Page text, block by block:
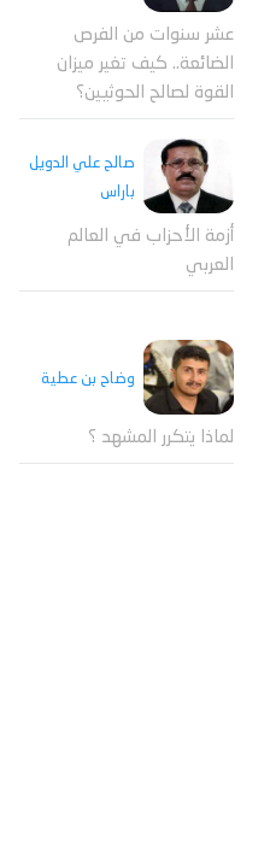
عشر سنوات من الفرص
الضائعة.. كيف تغير ميزان
القوة لصالح الحوثيين؟
صالح علي الدويل
باراس
أزمة الأحزاب في العالم
العربي
وضاح بن عطية
لماذا يتكرر المشهد ؟